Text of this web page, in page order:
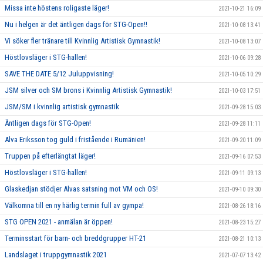
Missa inte höstens roligaste läger! 2021-10-21 16:09
Nu i helgen är det äntligen dags för STG-Open!! 2021-10-08 13:41
Vi söker fler tränare till Kvinnlig Artistisk Gymnastik! 2021-10-08 13:07
Höstlovsläger i STG-hallen! 2021-10-06 09:28
SAVE THE DATE 5/12 Juluppvisning! 2021-10-05 10:29
JSM silver och SM brons i Kvinnlig Artistisk Gymnastik! 2021-10-03 17:51
JSM/SM i kvinnlig artistisk gymnastik 2021-09-28 15:03
Äntligen dags för STG-Open! 2021-09-28 11:11
Alva Eriksson tog guld i fristående i Rumänien! 2021-09-20 11:09
Truppen på efterlängtat läger! 2021-09-16 07:53
Höstlovsläger i STG-hallen! 2021-09-11 09:13
Glaskedjan stödjer Alvas satsning mot VM och OS! 2021-09-10 09:30
Välkomna till en ny härlig termin full av gympa! 2021-08-26 18:16
STG OPEN 2021 - anmälan är öppen! 2021-08-23 15:27
Terminsstart för barn- och breddgrupper HT-21 2021-08-21 10:13
Landslaget i truppgymnastik 2021 2021-07-07 13:42